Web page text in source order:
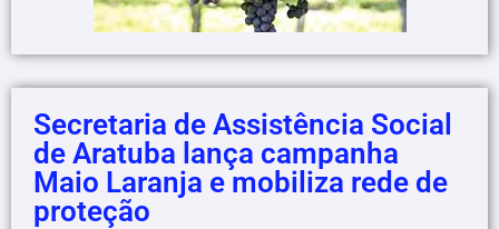
Secretaria de Assistência Social
de Aratuba lança campanha
Maio Laranja e mobiliza rede de
proteção